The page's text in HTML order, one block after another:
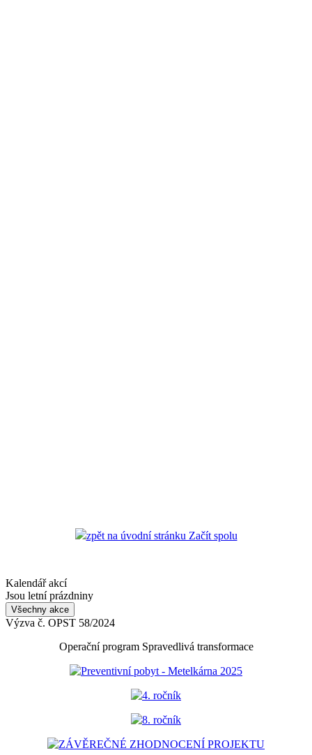
zpět na úvodní stránku Začít spolu
Kalendář akcí
Jsou letní prázdniny
Všechny akce
Výzva č. OPST 58/2024
Operační program Spravedlivá transformace
Preventivní pobyt - Metelkárna 2025
4. ročník
8. ročník
ZÁVĚREČNÉ ZHODNOCENÍ PROJEKTU